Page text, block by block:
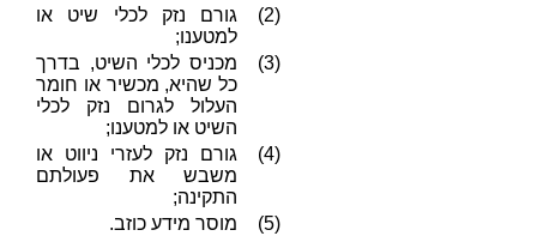
(2)
גורם נזק לכלי שיט או
למטענו;
(3)
מכניס לכלי השיט, בדרך
כל שהיא, מכשיר או חומר
העלול לגרום נזק לכלי
השיט או למטענו;
(4)
גורם נזק לעזרי ניווט או
משבש את פעולתם
התקינה;
(5)
מוסר מידע כוזב.